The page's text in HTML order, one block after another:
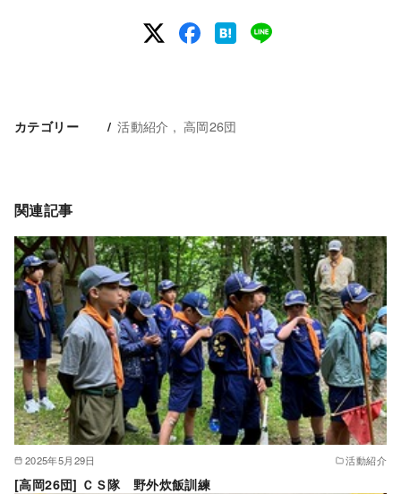
カテゴリー 活動紹介 高岡26団
関連記事
2025年5月29日 活動紹介
[高岡26団] ＣＳ隊 野外炊飯訓練